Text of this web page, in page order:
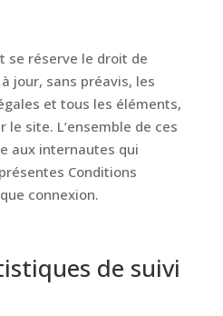
se réserve le droit de
jour, sans préavis, les
et tous les éléments,
site. L’ensemble de ces
aux internautes qui
Conditions
connexion.
de suivi